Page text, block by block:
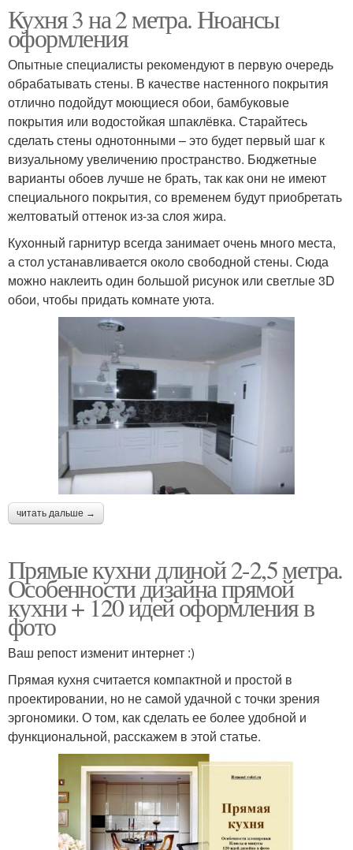
Кухня 3 на 2 метра. Нюансы
оформления
Опытные специалисты рекомендуют в первую очередь
обрабатывать стены. В качестве настенного покрытия
отлично подойдут моющиеся обои, бамбуковые
покрытия или водостойкая шпаклёвка. Старайтесь
сделать стены однотонными – это будет первый шаг к
визуальному увеличению пространство. Бюджетные
варианты обоев лучше не брать, так как они не имеют
специального покрытия, со временем будут приобретать
желтоватый оттенок из-за слоя жира.
Кухонный гарнитур всегда занимает очень много места,
а стол устанавливается около свободной стены. Сюда
можно наклеить один большой рисунок или светлые 3D
обои, чтобы придать комнате уюта.
читать дальше →
Прямые кухни длиной 2-2,5 метра.
Особенности дизайна прямой
кухни + 120 идей оформления в
фото
Ваш репост изменит интернет :)
Прямая кухня считается компактной и простой в
проектировании, но не самой удачной с точки зрения
эргономики. О том, как сделать ее более удобной и
функциональной, расскажем в этой статье.